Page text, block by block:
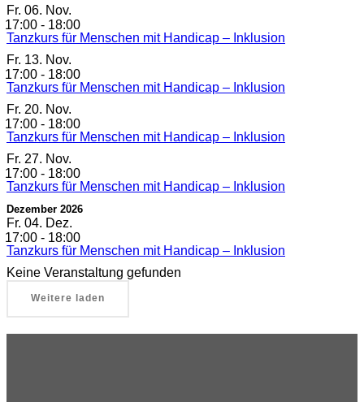
Fr. 06. Nov.
17:00 - 18:00
Tanzkurs für Menschen mit Handicap – Inklusion
Fr. 13. Nov.
17:00 - 18:00
Tanzkurs für Menschen mit Handicap – Inklusion
Fr. 20. Nov.
17:00 - 18:00
Tanzkurs für Menschen mit Handicap – Inklusion
Fr. 27. Nov.
17:00 - 18:00
Tanzkurs für Menschen mit Handicap – Inklusion
Dezember 2026
Fr. 04. Dez.
17:00 - 18:00
Tanzkurs für Menschen mit Handicap – Inklusion
Keine Veranstaltung gefunden
Weitere laden